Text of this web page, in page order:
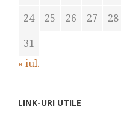
24
25 26 27 28
31
« iul.
LINK-URI UTILE